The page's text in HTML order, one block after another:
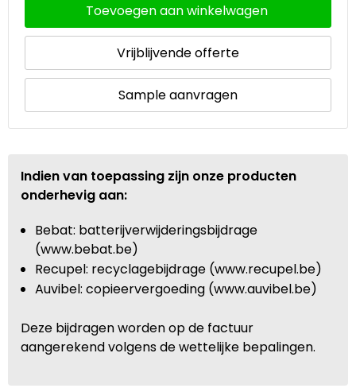
Toevoegen aan winkelwagen
Vrijblijvende offerte
Sample aanvragen
Indien van toepassing zijn onze producten
onderhevig aan:
Bebat: batterijverwijderingsbijdrage
(www.bebat.be)
Recupel: recyclagebijdrage (www.recupel.be)
Auvibel: copieervergoeding (www.auvibel.be)
Deze bijdragen worden op de factuur
aangerekend volgens de wettelijke bepalingen.